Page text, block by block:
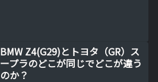
BMW Z4(G29)とトヨタ（GR）ス
ープラのどこが同じでどこが違う
のか？